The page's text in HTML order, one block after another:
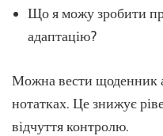
Що я можу зробити
адаптацію?
Можна вести щоденник
нотатках. Це знижує
відчуття контролю.